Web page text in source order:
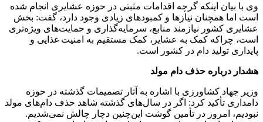
وی با بیان اینکه گرچه اقدامات مثبتی در حوزه عشایری انجام شده
است اما همچنان نیازها و کمبودهای زیادی وجود دارد، گفت: بخش
عشایری کشور نیازمند منابع، سرمایه‌گذاری و حمایت‌های ویژه‌تری
است، چراکه کمک به عشایر، کمک مستقیم به امنیت غذایی و
پایداری تولید دام در کشور است.
هشدار درباره حذف دام مولد
وزیر جهاد کشاورزی با اشاره به آثار تصمیمات گذشته در حوزه
دامداری تأکید کرد: اگر در سال‌های گذشته شاهد حذف دام‌های مولد
نبودیم، امروز در تأمین گوشت این‌چنین دچار چالش نمی‌شدیم.